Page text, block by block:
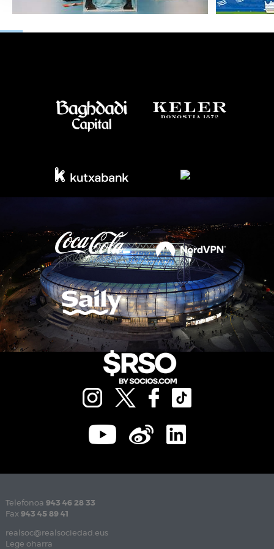
Telefonoa 943 46 28 33
Fax 943 45 89 41
realsoc@realsociedad.eus
Lege oharra